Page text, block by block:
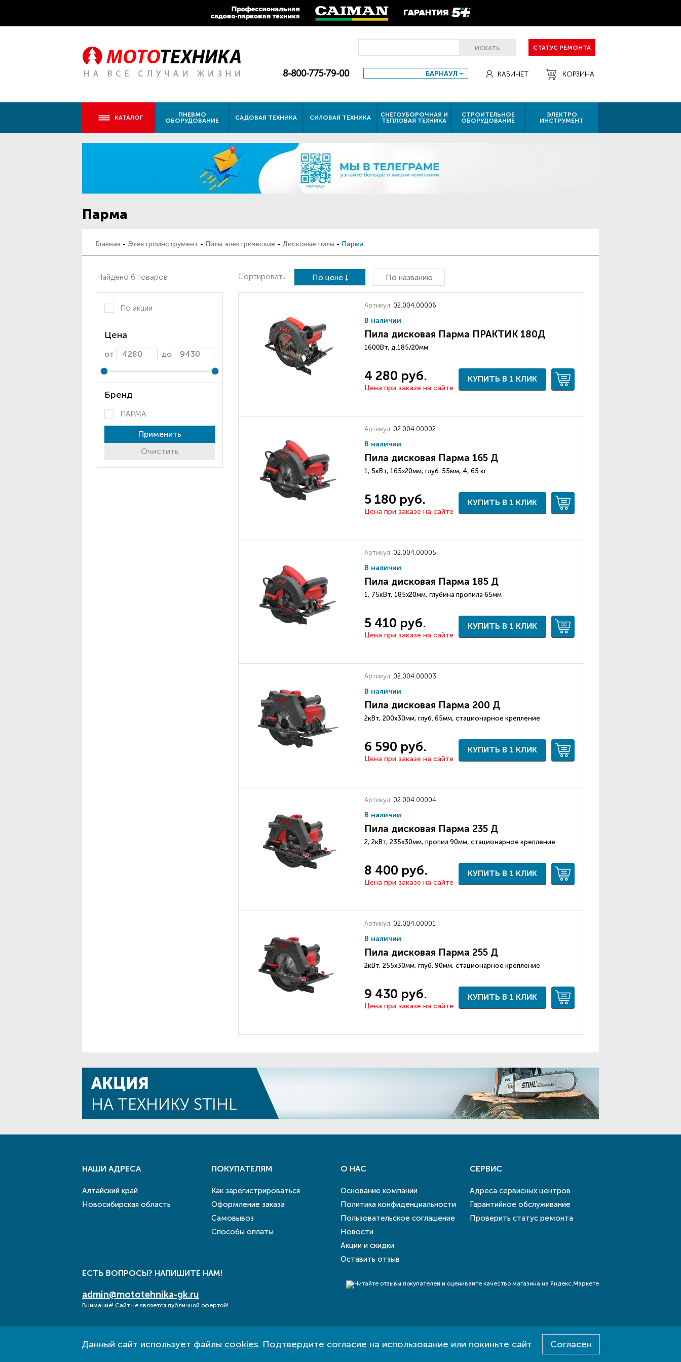
ИСКАТЬ СТАТУС РЕМОНТА
8-800-775-79-00 БАРНАУЛ КАБИНЕТ КОРЗИНА
КАТАЛОГ
ПНЕВМО
ОБОРУДОВАНИЕ
САДОВАЯ ТЕХНИКА СИЛОВАЯ ТЕХНИКА
СНЕГОУБОРОЧНАЯ И
ТЕПЛОВАЯ ТЕХНИКА
СТРОИТЕЛЬНОЕ
ОБОРУДОВАНИЕ
ЭЛЕКТРО
ИНСТРУМЕНТ
Парма
Главная - Электроинструмент - Пилы электрические - Дисковые пилы - Парма
Найдено 6 товаров
По акции
Цена
от до
Бренд
ПАРМА
Применить
Очистить
Сортировать: По цене По названию
Артикул: 02.004.00006
В наличии
Пила дисковая Парма ПРАКТИК 180Д
1600Вт, д.185/20мм
4 280 руб.
Цена при заказе на сайте
КУПИТЬ В 1 КЛИК
Артикул: 02.004.00002
В наличии
Пила дисковая Парма 165 Д
1, 5кВт, 165х20мм, глуб. 55мм, 4, 65 кг
5 180 руб.
Цена при заказе на сайте
КУПИТЬ В 1 КЛИК
Артикул: 02.004.00005
В наличии
Пила дисковая Парма 185 Д
1, 75кВт, 185х20мм, глубина пропила 65мм
5 410 руб.
Цена при заказе на сайте
КУПИТЬ В 1 КЛИК
Артикул: 02.004.00003
В наличии
Пила дисковая Парма 200 Д
2кВт, 200х30мм, глуб. 65мм, стационарное крепление
6 590 руб.
Цена при заказе на сайте
КУПИТЬ В 1 КЛИК
Артикул: 02.004.00004
В наличии
Пила дисковая Парма 235 Д
2, 2кВт, 235х30мм, пропил 90мм, стационарное крепление
8 400 руб.
Цена при заказе на сайте
КУПИТЬ В 1 КЛИК
Артикул: 02.004.00001
В наличии
Пила дисковая Парма 255 Д
2кВт, 255х30мм, глуб. 90мм, стационарное крепление
9 430 руб.
Цена при заказе на сайте
КУПИТЬ В 1 КЛИК
Данный сайт использует файлы cookies. Подтвердите согласие на использование или покиньте сайт Согласен
НАШИ АДРЕСА
Алтайский край
Новосибирская область
ПОКУПАТЕЛЯМ
Как зарегистрироваться
Оформление заказа
Самовывоз
Способы оплаты
О НАС
Основание компании
Политика конфиденциальности
Пользовательское соглашение
Новости
Акции и скидки
Оставить отзыв
СЕРВИС
Адреса сервисных центров
Гарантийное обслуживание
Проверить статус ремонта
ЕСТЬ ВОПРОСЫ? НАПИШИТЕ НАМ!
admin@mototehnika-gk.ru
Внимание! Сайт не является публичной офертой!
Разработка - E-SYSTEM
Дизайн - DAB.CREATIVE